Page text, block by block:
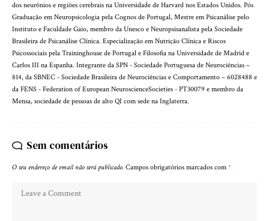
dos neurônios e regiões cerebrais na Universidade de Harvard nos Estados Unidos. Pós
Graduação em Neuropsicologia pela Cognos de Portugal, Mestre em Psicanálise pelo
Instituto e Faculdade Gaio, membro da Unesco e Neuropsisanalista pela Sociedade
Brasileira de Psicanálise Clínica. Especialização em Nutrição Clínica e Riscos
Psicossociais pela Traininghouse de Portugal e Filosofia na Universidade de Madrid e
Carlos III na Espanha. Integrante da SPN - Sociedade Portuguesa de Neurociências –
814, da SBNEC - Sociedade Brasileira de Neurociências e Comportamento – 6028488 e
da FENS - Federation of European NeuroscienceSocieties - PT30079 e membro da
Mensa, sociedade de pessoas de alto QI com sede na Inglaterra.
Sem comentários
O seu endereço de email não será publicado. Campos obrigatórios marcados com *